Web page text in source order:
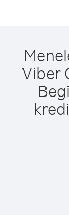
Viber